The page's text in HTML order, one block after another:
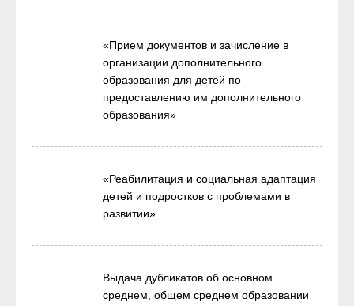
«Прием документов и зачисление в
организации дополнительного
образования для детей по
предоставлению им дополнительного
образования»
«Реабилитация и социальная адаптация
детей и подростков с проблемами в
развитии»
Выдача дубликатов об основном
среднем, общем среднем образовании